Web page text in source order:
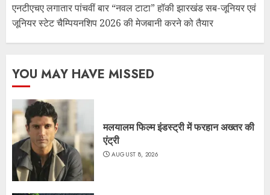
एनटीएचए लगातार पांचवीं बार “नवल टाटा” हॉकी झारखंड सब-जूनियर एवं
जूनियर स्टेट चैम्पियनशिप 2026 की मेजबानी करने को तैयार
YOU MAY HAVE MISSED
मलयालम फिल्म इंडस्ट्री में फरहान अख्तर की
एंट्री
AUGUST 8, 2026